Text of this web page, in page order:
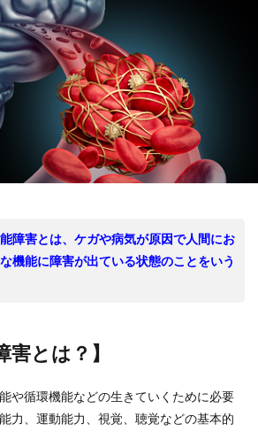
障害とは、ケガや病気が原因で人間にお
機能に障害が出ている状態のことをいう
害とは？】
や循環機能などの生きていくために必要
力、運動能力、視覚、聴覚などの基本的